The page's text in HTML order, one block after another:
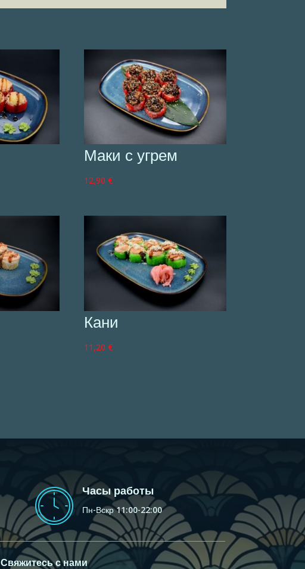
Маки с угрем
12,90€
Кани
11,20€
Часы работы
Пн-Вскр 11:00-22:00
Свяжитесь с нами